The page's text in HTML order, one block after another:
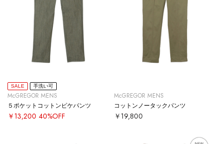
SALE 手洗い可
McGREGOR MENS
５ポケットコットンピケパンツ
￥13,200 40%OFF
McGREGOR MENS
コットンノータックパンツ
￥19,800